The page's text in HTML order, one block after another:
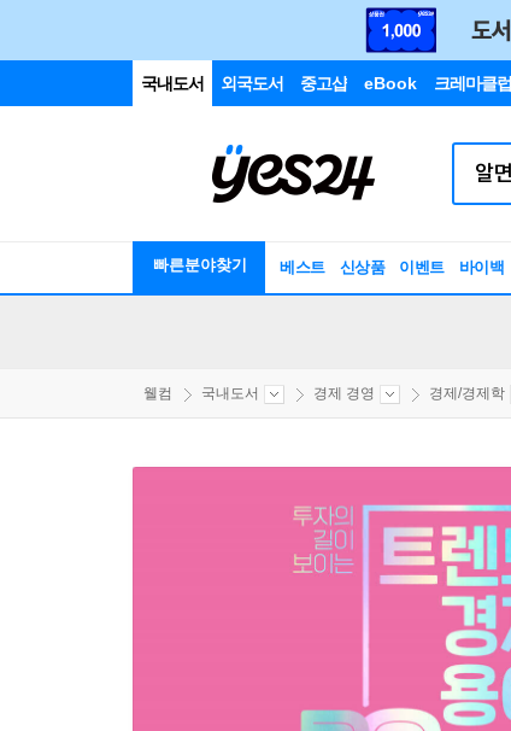
국내도서 외국도서 중고샵 eBook 크레마클럽
빠른분야찾기 베스트 신상품 이벤트 바이백
웰컴 국내도서 경제 경영 경제/경제학